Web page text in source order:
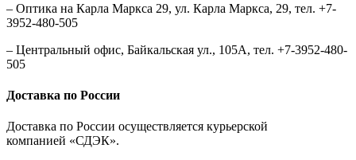
– Оптика на Карла Маркса 29, ул. Карла Маркса, 29, тел. +7-
3952-480-505
– Центральный офис, Байкальская ул., 105А, тел. +7-3952-480-
505
Доставка по России
Доставка по России осуществляется курьерской
компанией «СДЭК».